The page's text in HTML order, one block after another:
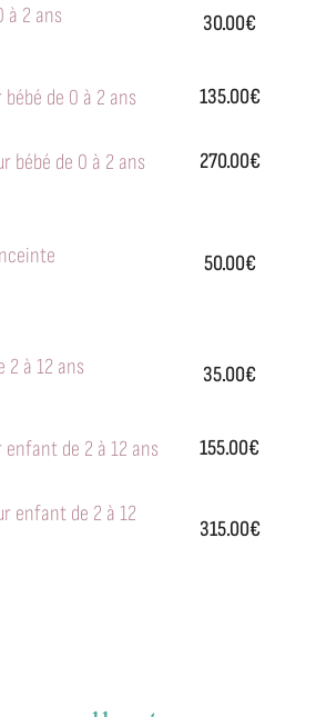
à 2 ans 30.00€
de 0 à 2 ans 135.00€
bébé de 0 à 2 ans 270.00€
50.00€
2 à 12 ans 35.00€
de 2 à 12 ans 155.00€
enfant de 2 à 12
315.00€